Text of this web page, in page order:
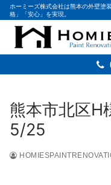
ホーミーズ株式会社は熊本の外壁塗
格」「安心」を実現。
熊本市北区H
5/25